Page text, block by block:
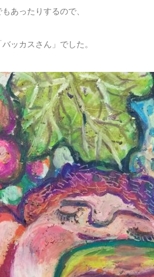
あったりするので、
ッカスさん」でした。